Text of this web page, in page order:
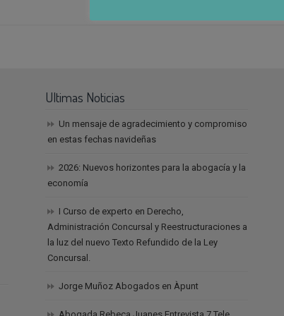
Ultimas Noticias
Un mensaje de agradecimiento y compromiso
en estas fechas navideñas
2026: Nuevos horizontes para la abogacía y la
economía
I Curso de experto en Derecho,
Administración Concursal y Reestructuraciones a
la luz del nuevo Texto Refundido de la Ley
Concursal.
Jorge Muñoz Abogados en Àpunt